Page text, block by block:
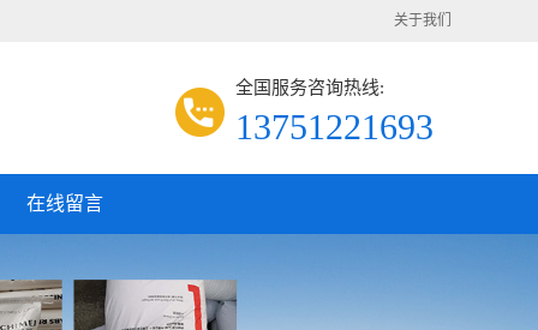
关于我们
全国服务咨询热线:
13751221693
在线留言